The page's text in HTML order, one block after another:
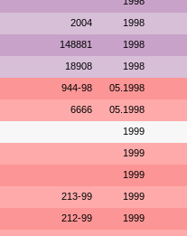
2004 1998
148881 1998
18908 1998
944-98 05.1998
6666 05.1998
1999
1999
1999
213-99 1999
212-99 1999